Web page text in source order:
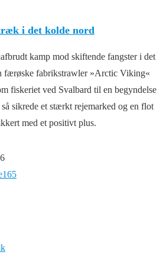
i det kolde nord
kamp mod skiftende fangster i det
færøske fabrikstrawler »Arctic Viking«
fiskeriet ved Svalbard til en begyndelse
sikrede et stærkt rejemarked og en flot
med et positivt plus.
165